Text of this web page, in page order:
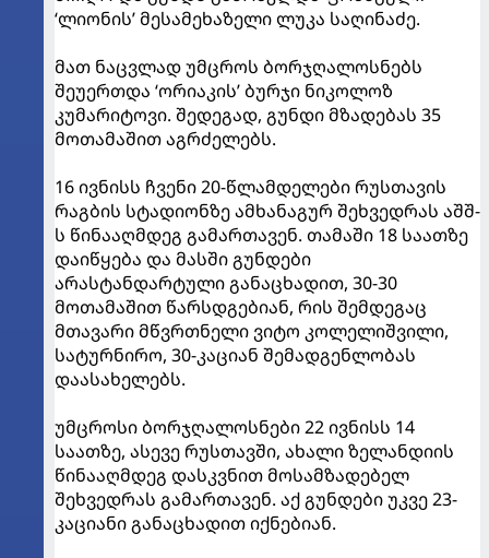
‘ლიონის’ მესამეხაზელი ლუკა საღინაძე.
მათ ნაცვლად უმცროს ბორჯღალოსნებს
შეუერთდა ‘ორიაკის’ ბურჯი ნიკოლოზ
კუმარიტოვი. შედეგად, გუნდი მზადებას 35
მოთამაშით აგრძელებს.
16 ივნისს ჩვენი 20-წლამდელები რუსთავის
რაგბის სტადიონზე ამხანაგურ შეხვედრას აშშ-
ს წინააღმდეგ გამართავენ. თამაში 18 საათზე
დაიწყება და მასში გუნდები
არასტანდარტული განაცხადით, 30-30
მოთამაშით წარსდგებიან, რის შემდეგაც
მთავარი მწვრთნელი ვიტო კოლელიშვილი,
სატურნირო, 30-კაციან შემადგენლობას
დაასახელებს.
უმცროსი ბორჯღალოსნები 22 ივნისს 14
საათზე, ასევე რუსთავში, ახალი ზელანდიის
წინააღმდეგ დასკვნით მოსამზადებელ
შეხვედრას გამართავენ. აქ გუნდები უკვე 23-
კაციანი განაცხადით იქნებიან.